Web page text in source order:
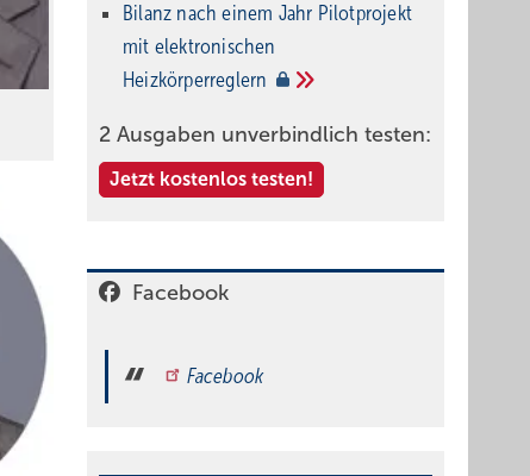
Bilanz nach einem Jahr Pilotprojekt
mit elektronischen
Heizkörperreglern
2 Ausgaben unverbindlich testen:
Jetzt kostenlos testen!
Facebook
Facebook